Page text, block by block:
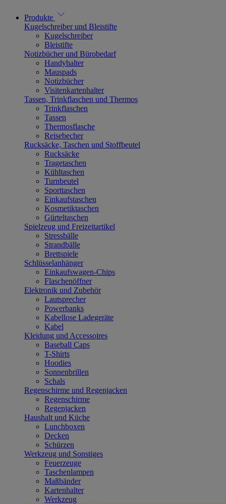
Produkte
Kugelschreiber und Bleistifte
Kugelschreiber
Bleistifte
Notizbücher und Bürobedarf
Handyhalter
Mauspads
Notizbücher
Visitenkartenhalter
Tassen, Trinkflaschen und Thermos
Trinkflaschen
Tassen
Thermosflasche
Reisebecher
Rucksäcke, Taschen und Stoffbeutel
Rucksäcke
Tragetaschen
Kühltaschen
Turnbeutel
Sporttaschen
Einkaufstaschen
Kosmetiktaschen
Gürteltaschen
Spielzeug und Freizeitartikel
Stressbälle
Strandbälle
Brettspiele
Schlüsselanhänger
Einkaufswagen-Chips
Flaschenöffner
Elektronik und Zubehör
Lautsprecher
Powerbanks
Kabellose Ladegeräte
Kabel
Kleidung und Accessoires
Baseball Caps
T-Shirts
Hoodies
Sonnenbrillen
Schals
Regenschirme und Regenjacken
Regenschirme
Regenjacken
Haushalt und Küche
Lunchboxen
Decken
Schürzen
Werkzeug und Sonstiges
Feuerzeuge
Taschenlampen
Maßbänder
Kartenhalter
Werkzeug